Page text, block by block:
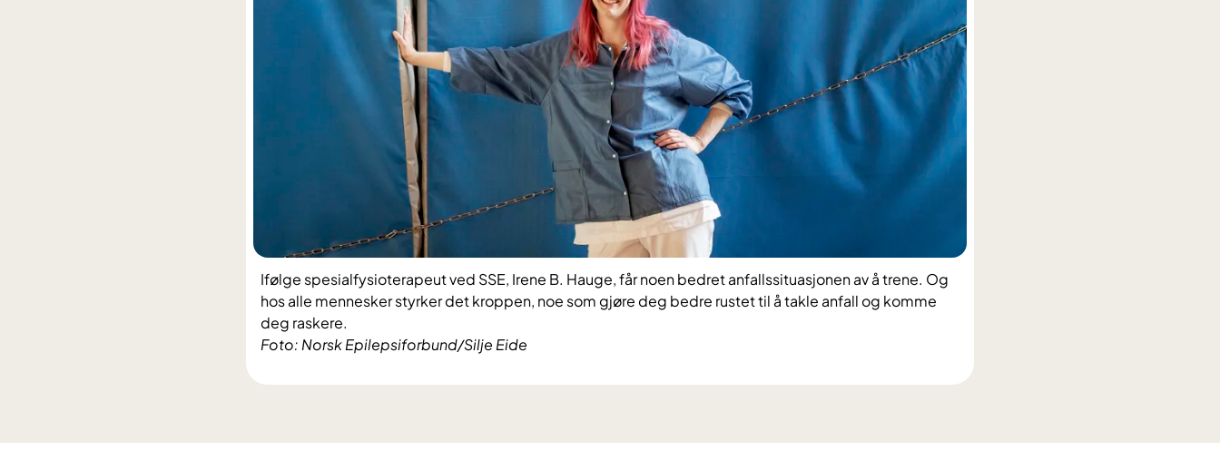
Foto: Norsk Epilepsiforbund/Silje Eide
Ifølge spesialfysioterapeut ved SSE, Irene B. Hauge, får noen bedret anfallssituasjonen av å trene. Og
hos alle mennesker styrker det kroppen, noe som gjøre deg bedre rustet til å takle anfall og komme
deg raskere.